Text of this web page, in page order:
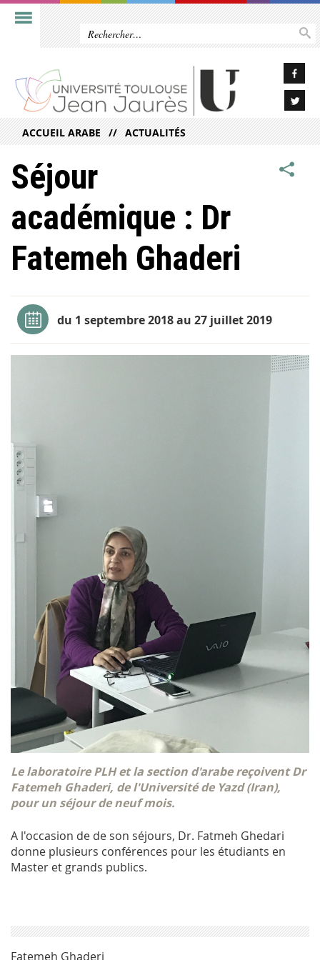
ACCUEIL ARABE ACTUALITÉS
Séjour
académique : Dr
Fatemeh Ghaderi
du 1 septembre 2018 au 27 juillet 2019
Le laboratoire PLH et la section d'arabe reçoivent Dr
Fatemeh Ghaderi, de l'Université de Yazd (Iran),
pour un séjour de neuf mois.
A l'occasion de de son séjours, Dr. Fatmeh Ghedari
donne plusieurs conférences pour les étudiants en
Master et grands publics.
Fatemeh Ghaderi